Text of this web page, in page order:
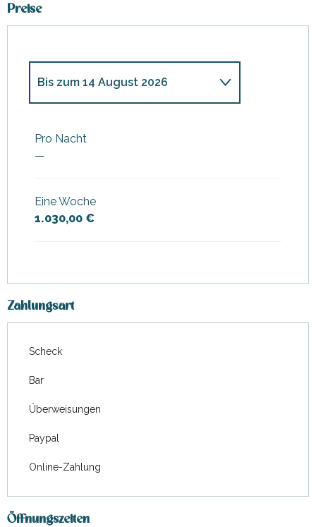
Preise
ab
ab14 Februar 2026
Februar 2026
ab28 Februar 2026bis zum6
ab7 März 2026bis zum3 April
ab11 April 2026
April 2026
ab
2026
Bis zum 14 August 2026
Pro Nacht
—
Eine Woche
1.030,00 €
Zahlungsart
Scheck
Bar
Überweisungen
Paypal
Online-Zahlung
Öffnungszeiten